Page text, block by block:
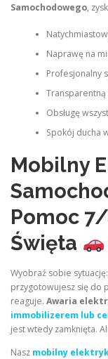
Samochodowego,
Naprawę na
Profesjonalny
Obsługę
Spokój ducha
Mobilny
Pomoc
Święta
Wyobraź sobie
przygotowujesz się do
reaguje. Awaria
immobilizerem lub
jest wtedy zamknięta.
Nasz mobilny